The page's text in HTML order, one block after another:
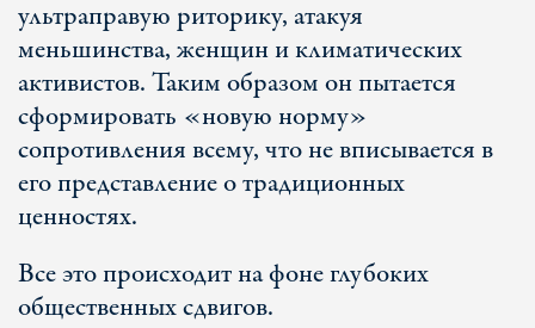
ультраправую риторику, атакуя
меньшинства, женщин и климатических
активистов. Таким образом он пытается
сформировать «новую норму»
сопротивления всему, что не вписывается в
его представление о традиционных
ценностях.
Все это происходит на фоне глубоких
общественных сдвигов.